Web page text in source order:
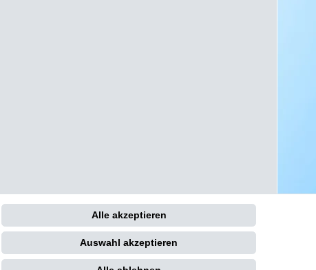
Alle akzeptieren
Auswahl akzeptieren